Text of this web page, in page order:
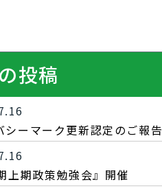
投稿
シーマーク更新認定のご報告
上期政策勉強会』開催